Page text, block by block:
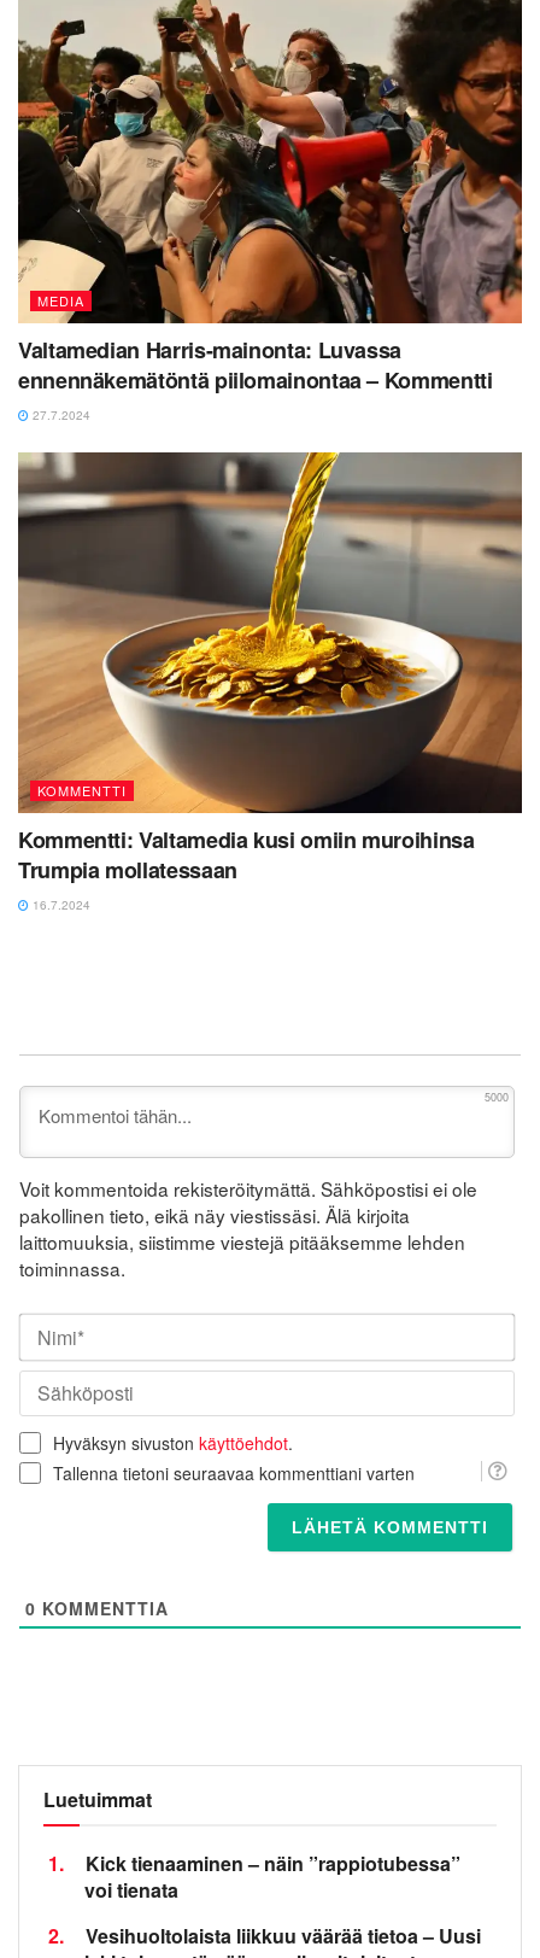
MEDIA
Valtamedian Harris-mainonta: Luvassa
ennennäkemätöntä piilomainontaa – Kommentti
27.7.2024
KOMMENTTI
Kommentti: Valtamedia kusi omiin muroihinsa
Trumpia mollatessaan
16.7.2024
5000
Voit kommentoida rekisteröitymättä. Sähköpostisi ei ole
pakollinen tieto, eikä näy viestissäsi. Älä kirjoita
laittomuuksia, siistimme viestejä pitääksemme lehden
toiminnassa.
Hyväksyn sivuston käyttöehdot.
Tallenna tietoni seuraavaa kommenttiani varten
0 KOMMENTTIA
Luetuimmat
1.
Kick tienaaminen – näin ”rappiotubessa”
voi tienata
2.
Vesihuoltolaista liikkuu väärää tietoa – Uusi